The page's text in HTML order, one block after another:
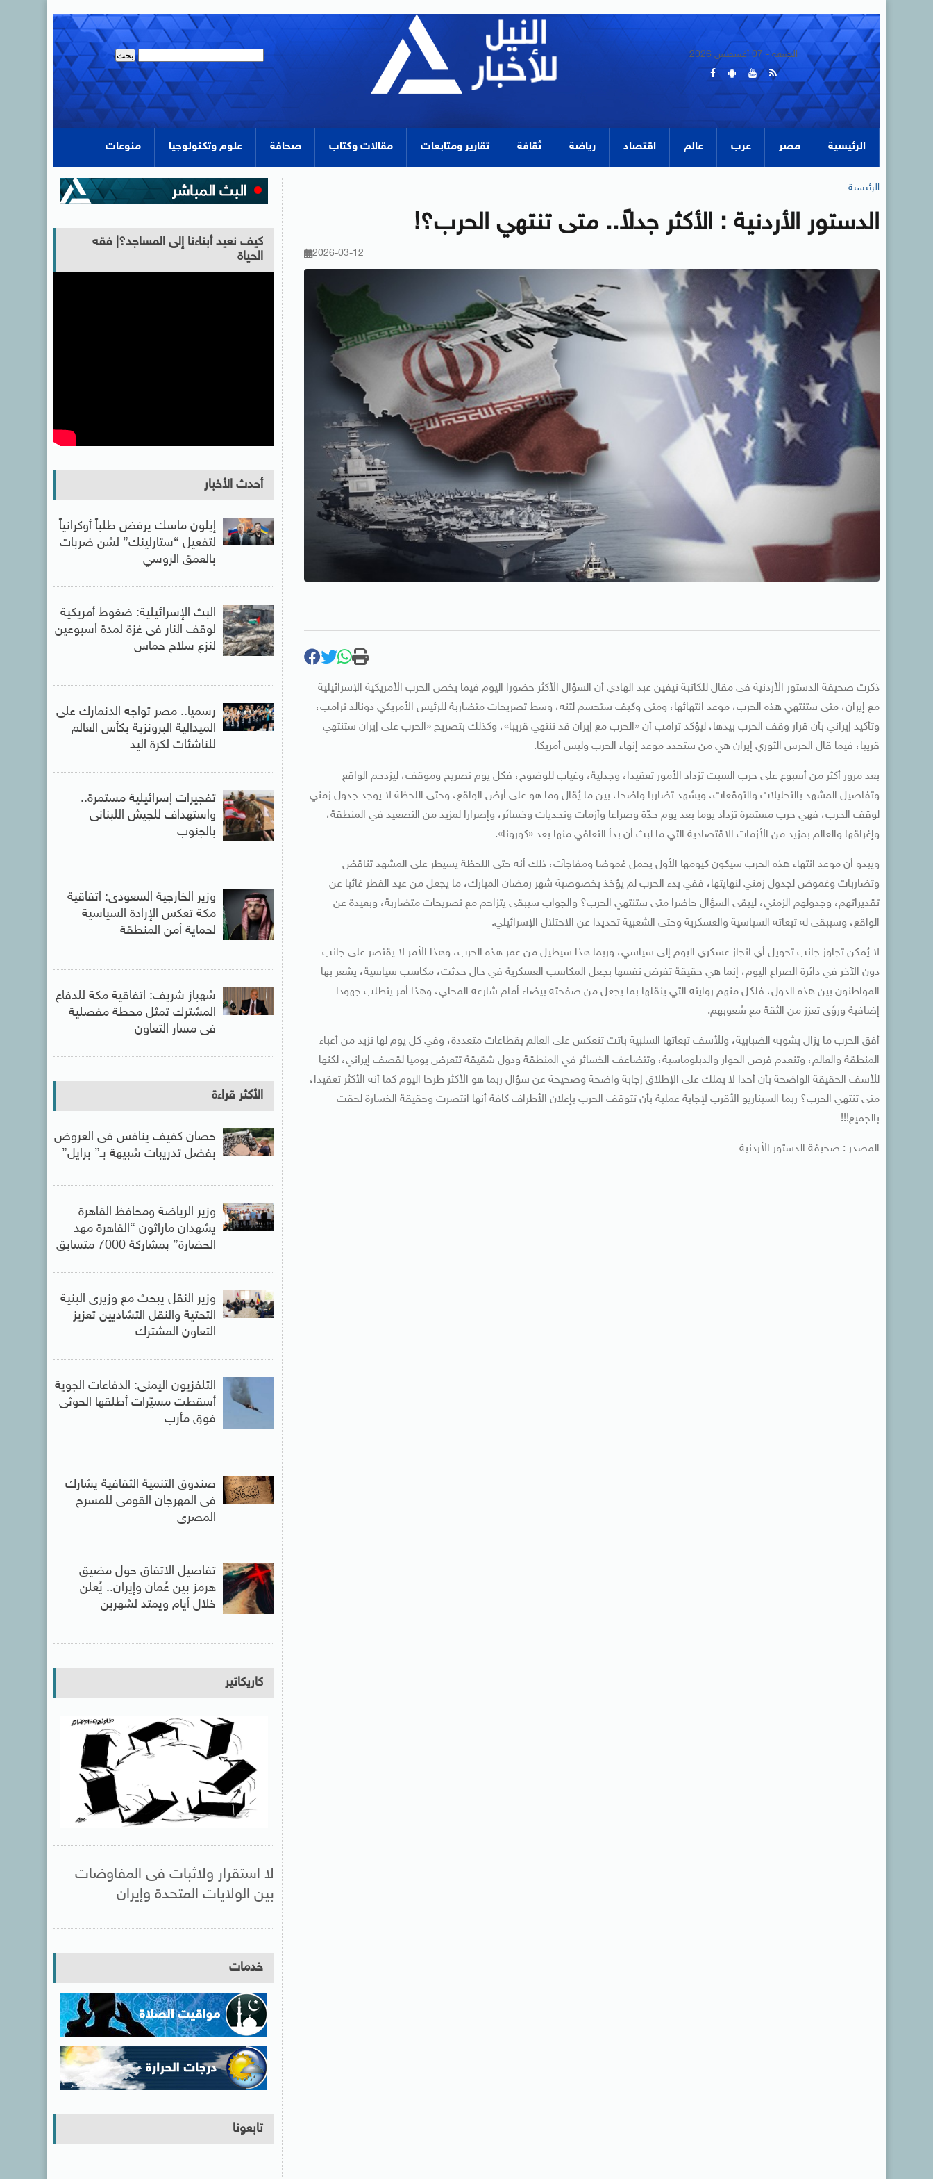
الجمعة - 07 أغسطس 2026
الرئيسية مصر عرب عالم اقتصاد رياضة ثقافة تقارير ومتابعات مقالات وكتاب صحافة علوم وتكنولوجيا منوعات
الرئيسية
الدستور الأردنية : الأكثر جدلاً.. متى تنتهي الحرب؟!
2026-03-12
ذكرت صحيفة الدستور الأردنية فى مقال للكاتبة نيفين عبد الهادي أن السؤال الأكثر حضورا اليوم فيما يخص الحرب الأمريكية الإسرائيلية
مع إيران، متى ستنتهي هذه الحرب، موعد انتهائها، ومتى وكيف ستحسم لتنه، وسط تصريحات متضاربة للرئيس الأمريكي دونالد ترامب،
وتأكيد إيراني بأن قرار وقف الحرب بيدها، ليؤكد ترامب أن «الحرب مع إيران قد تنتهي قريبا»، وكذلك بتصريح «الحرب على إيران ستنتهي
قريبا، فيما قال الحرس الثوري إيران هي من ستحدد موعد إنهاء الحرب وليس أمريكا.
بعد مرور أكثر من أسبوع على حرب السبت تزداد الأمور تعقيدا، وجدلية، وغياب للوضوح، فكل يوم تصريح وموقف، ليزدحم الواقع
وتفاصيل المشهد بالتحليلات والتوقعات، ويشهد تضاربا واضحا، بين ما يُقال وما هو على أرض الواقع، وحتى اللحظة لا يوجد جدول زمني
لوقف الحرب، فهي حرب مستمرة تزداد يوما بعد يوم حدّة وصراعا وأزمات وتحديات وخسائر، وإصرارا لمزيد من التصعيد في المنطقة،
وإغراقها والعالم بمزيد من الأزمات الاقتصادية التي ما لبث أن بدأ التعافي منها بعد «كورونا».
ويبدو أن موعد انتهاء هذه الحرب سيكون كيومها الأول يحمل غموضا ومفاجآت، ذلك أنه حتى اللحظة يسيطر على المشهد تناقض
وتضاربات وغموض لجدول زمني لنهايتها، ففي بدء الحرب لم يؤخذ بخصوصية شهر رمضان المبارك، ما يجعل من عيد الفطر غائبا عن
تقديراتهم، وجدولهم الزمني، ليبقى السؤال حاضرا متى ستنتهي الحرب؟ والجواب سيبقى يتزاحم مع تصريحات متضاربة، وبعيدة عن
الواقع، وسيبقى له تبعاته السياسية والعسكرية وحتى الشعبية تحديدا عن الاحتلال الإسرائيلي.
لا يُمكن تجاوز جانب تحويل أي انجاز عسكري اليوم إلى سياسي، وربما هذا سيطيل من عمر هذه الحرب، وهذا الأمر لا يقتصر على جانب
دون الآخر في دائرة الصراع اليوم، إنما هي حقيقة تفرض نفسها بجعل المكاسب العسكرية في حال حدثت، مكاسب سياسية، يشعر بها
المواطنون بين هذه الدول، فلكل منهم روايته التي ينقلها بما يجعل من صفحته بيضاء أمام شارعه المحلي، وهذا أمر يتطلب جهودا
إضافية ورؤى تعزز من الثقة مع شعوبهم.
أفق الحرب ما يزال يشوبه الضبابية، وللأسف تبعاتها السلبية باتت تنعكس على العالم بقطاعات متعددة، وفي كل يوم لها تزيد من أعباء
المنطقة والعالم، وتنعدم فرص الحوار والدبلوماسية، وتتضاعف الخسائر في المنطقة ودول شقيقة تتعرض يوميا لقصف إيراني، لكنها
للأسف الحقيقة الواضحة بأن أحدا لا يملك على الإطلاق إجابة واضحة وصحيحة عن سؤال ربما هو الأكثر طرحا اليوم كما أنه الأكثر تعقيدا،
متى تنتهي الحرب؟ ربما السيناريو الأقرب لإجابة عملية بأن تتوقف الحرب بإعلان الأطراف كافة أنها انتصرت وحقيقة الخسارة لحقت
بالجميع!!!
المصدر : صحيفة الدستور الأردنية
كيف نعيد أبناءنا إلى المساجد؟| فقه
الحياة
أحدث الأخبار
إيلون ماسك يرفض طلباً أوكرانياً
لتفعيل “ستارلينك” لشن ضربات
بالعمق الروسي
البث الإسرائيلية: ضغوط أمريكية
لوقف النار فى غزة لمدة أسبوعين
لنزع سلاح حماس
رسميا.. مصر تواجه الدنمارك على
الميدالية البرونزية بكأس العالم
للناشئات لكرة اليد
تفجيرات إسرائيلية مستمرة..
واستهداف للجيش اللبنانى
بالجنوب
وزير الخارجية السعودى: اتفاقية
مكة تعكس الإرادة السياسية
لحماية أمن المنطقة
شهباز شريف: اتفاقية مكة للدفاع
المشترك تمثل محطة مفصلية
فى مسار التعاون
الأكثر قراءة
حصان كفيف ينافس فى العروض
بفضل تدريبات شبيهة بـ” برايل”
وزير الرياضة ومحافظ القاهرة
يشهدان ماراثون “القاهرة مهد
الحضارة” بمشاركة 7000 متسابق
وزير النقل يبحث مع وزيرى البنية
التحتية والنقل التشاديين تعزيز
التعاون المشترك
التلفزيون اليمنى: الدفاعات الجوية
أسقطت مسيّرات أطلقها الحوثى
فوق مأرب
صندوق التنمية الثقافية يشارك
فى المهرجان القومى للمسرح
المصرى
تفاصيل الاتفاق حول مضيق
هرمز بين عُمان وإيران.. يُعلن
خلال أيام ويمتد لشهرين
كاريكاتير
لا استقرار ولاثبات فى المفاوضات
بين الولايات المتحدة وإيران
خدمات
تابعونا